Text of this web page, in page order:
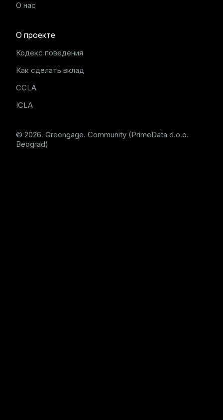
О нас
О проекте
Кодекс поведения
Как сделать вклад
CCLA
ICLA
© 2026. Greengage. Community (PrimeData d.o.o.
Beograd)